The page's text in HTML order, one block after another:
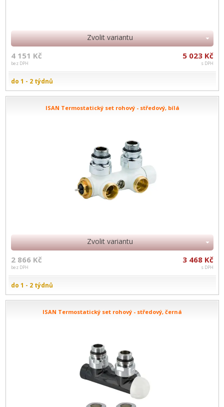
Zvolit variantu
4 151 Kč
bez DPH
5 023 Kč
s DPH
do 1 - 2 týdnů
ISAN Termostatický set rohový - středový, bílá
Zvolit variantu
2 866 Kč
bez DPH
3 468 Kč
s DPH
do 1 - 2 týdnů
ISAN Termostatický set rohový - středový, černá